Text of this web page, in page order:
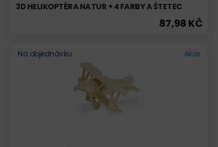
3D HELIKOPTÉRA NATUR + 4 FARBY A ŠTETEC
87,98 KČ
Na objednávku Akce